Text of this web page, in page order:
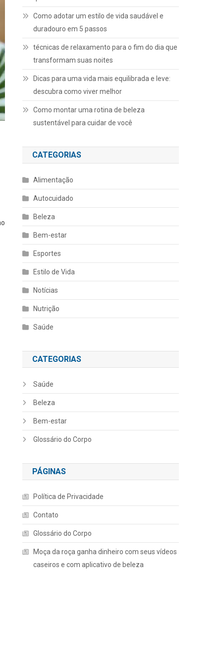
Como adotar um estilo de vida saudável e
duradouro em 5 passos
técnicas de relaxamento para o fim do dia que
transformam suas noites
Dicas para uma vida mais equilibrada e leve:
descubra como viver melhor
Como montar uma rotina de beleza
sustentável para cuidar de você
CATEGORIAS
Alimentação
Autocuidado
Beleza
Bem-estar
Esportes
Estilo de Vida
Notícias
Nutrição
Saúde
CATEGORIAS
Saúde
Beleza
Bem-estar
Glossário do Corpo
PÁGINAS
Política de Privacidade
Contato
Glossário do Corpo
Moça da roça ganha dinheiro com seus vídeos
caseiros e com aplicativo de beleza